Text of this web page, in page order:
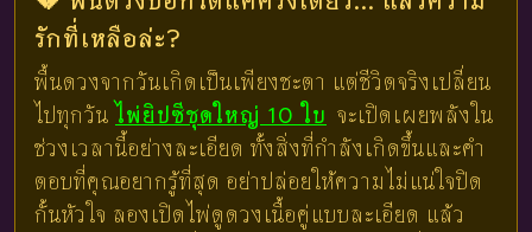
รักที่เหลือล่ะ?
พื้นดวงจากวันเกิดเป็นเพียงชะตา แต่ชีวิตจริงเปลี่ยน
ไปทุกวัน ไพ่ยิปซีชุดใหญ่ 10 ใบ จะเปิดเผยพลังใน
ช่วงเวลานี้อย่างละเอียด ทั้งสิ่งที่กำลังเกิดขึ้นและคำ
ตอบที่คุณอยากรู้ที่สุด อย่าปล่อยให้ความไม่แน่ใจปิด
กั้นหัวใจ ลองเปิดไพ่ดูดวงเนื้อคู่แบบละเอียด แล้ว